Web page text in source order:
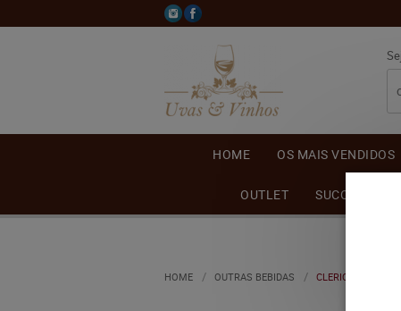
HOME OS MAIS VENDIDOS
OUTLET SUCO DE UVA
HOME OUTRAS BEBIDAS CLERICOT